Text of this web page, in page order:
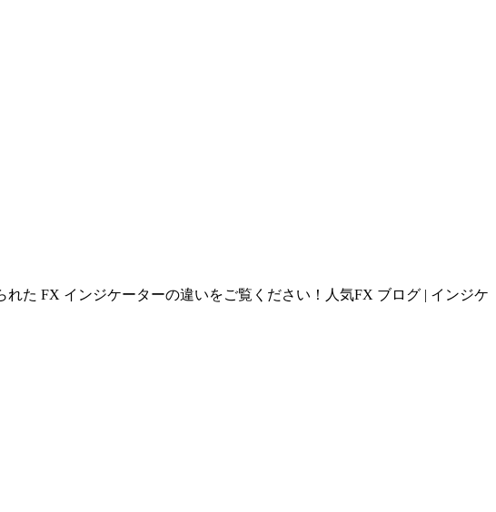
た FX インジケーターの違いをご覧ください！人気FX ブログ | インジケ